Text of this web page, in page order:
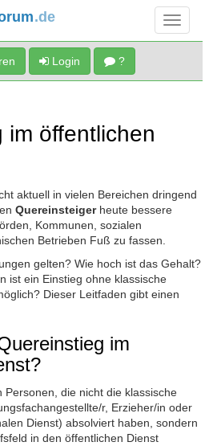
.de
Login ?
im öffentlichen
aktuell in vielen Bereichen dringend
Quereinsteigerheute bessere
Kommunen, sozialen
Betrieben Fuß zu fassen.
gelten? Wie hoch ist das Gehalt?
ist ein Einstieg ohne klassische
Dieser Leitfaden gibt einen
im
Personen, die nicht die klassische
r, Erzieher/in oder
Dienst) absolviert haben, sondern
in den öffentlichen Dienst